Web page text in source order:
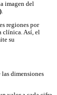
imagen del
.
regiones por
clínica. Así, el
su
dimensiones